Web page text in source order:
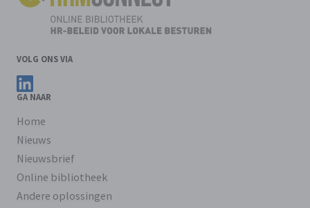
VOLG ONS VIA
Volg ons op LinkedIn
GA NAAR
Home
Nieuws
Nieuwsbrief
Online bibliotheek
Andere oplossingen